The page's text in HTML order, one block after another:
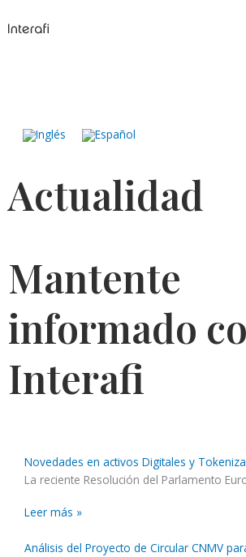
Actualidad
Mantente
informado
Interafi
Novedades en activos Digitales y
La reciente Resolución del Parlamento
Leer más »
Análisis del Proyecto de Circular CNMV